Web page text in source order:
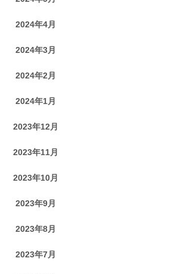
2024年4月
2024年3月
2024年2月
2024年1月
2023年12月
2023年11月
2023年10月
2023年9月
2023年8月
2023年7月